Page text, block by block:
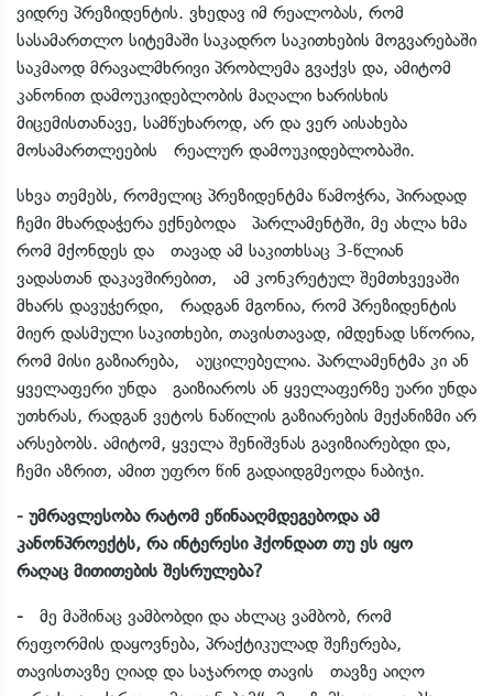
ვიდრე პრეზიდენტის. ვხედავ იმ რეალობას, რომ
სასამართლო სიტემაში საკადრო საკითხების მოგვარებაში
საკმაოდ მრავალმხრივი პრობლემა გვაქვს და, ამიტომ
კანონით დამოუკიდებლობის მაღალი ხარისხის
მიცემისთანავე, სამწუხაროდ, არ და ვერ აისახება
მოსამართლეების რეალურ დამოუკიდებლობაში.
სხვა თემებს, რომელიც პრეზიდენტმა წამოჭრა, პირადად
ჩემი მხარდაჭერა ექნებოდა პარლამენტში, მე ახლა ხმა
რომ მქონდეს და თავად ამ საკითხსაც 3-წლიან
ვადასთან დაკავშირებით, ამ კონკრეტულ შემთხვევაში
მხარს დავუჭერდი, რადგან მგონია, რომ პრეზიდენტის
მიერ დასმული საკითხები, თავისთავად, იმდენად სწორია,
რომ მისი გაზიარება, აუცილებელია. პარლამენტმა კი ან
ყველაფერი უნდა გაიზიაროს ან ყველაფერზე უარი უნდა
უთხრას, რადგან ვეტოს ნაწილის გაზიარების მექანიზმი არ
არსებობს. ამიტომ, ყველა შენიშვნას გავიზიარებდი და,
ჩემი აზრით, ამით უფრო წინ გადაიდგმეოდა ნაბიჯი.
- უმრავლესობა რატომ ეწინააღმდეგებოდა ამ
კანონპროექტს, რა ინტერესი ჰქონდათ თუ ეს იყო
რაღაც მითითების შესრულება?
-
მე მაშინაც ვამბობდი და ახლაც ვამბობ, რომ
რეფორმის დაყოვნება, პრაქტიკულად შეჩერება,
თავისთავზე ღიად და საჯაროდ თავის თავზე აიღო